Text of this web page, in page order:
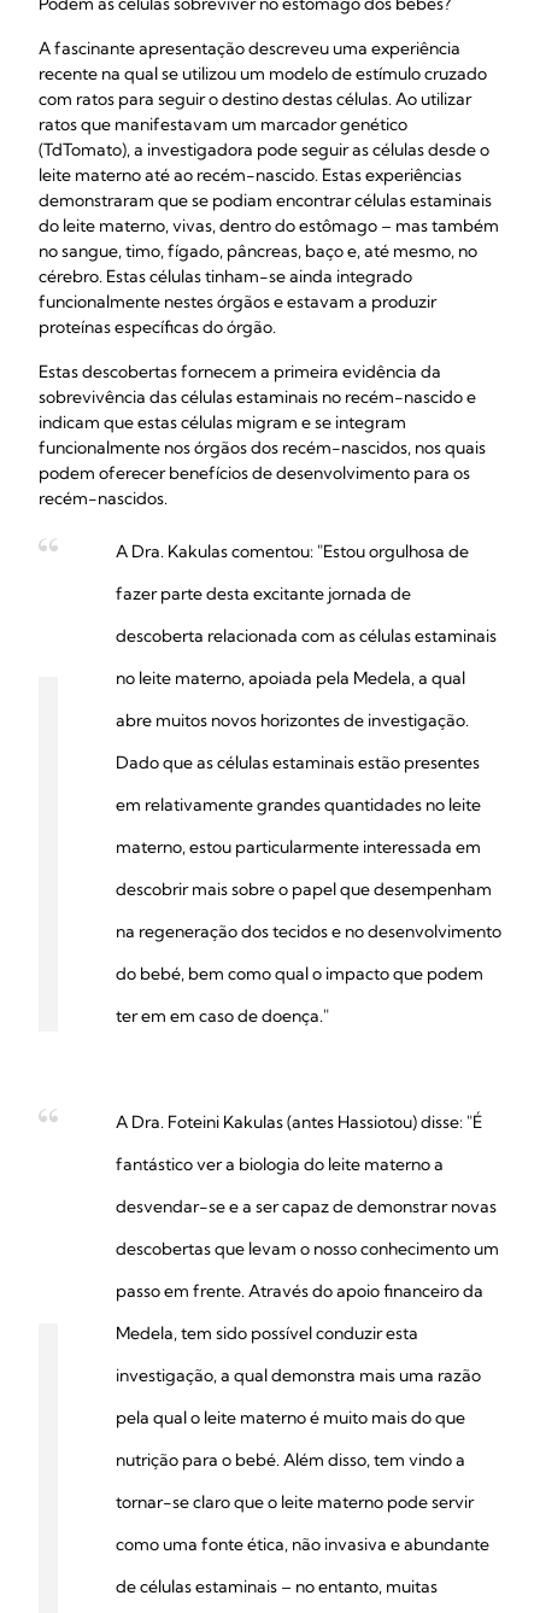
A fascinante apresentação descreveu uma experiência
recente na qual se utilizou um modelo de estímulo cruzado
com ratos para seguir o destino destas células. Ao utilizar
ratos que manifestavam um marcador genético
(TdTomato), a investigadora pode seguir as células desde o
leite materno até ao recém-nascido. Estas experiências
demonstraram que se podiam encontrar células estaminais
do leite materno, vivas, dentro do estômago – mas também
no sangue, timo, fígado, pâncreas, baço e, até mesmo, no
cérebro. Estas células tinham-se ainda integrado
funcionalmente nestes órgãos e estavam a produzir
proteínas específicas do órgão.
Estas descobertas fornecem a primeira evidência da
sobrevivência das células estaminais no recém-nascido e
indicam que estas células migram e se integram
funcionalmente nos órgãos dos recém-nascidos, nos quais
podem oferecer benefícios de desenvolvimento para os
recém-nascidos.
A Dra. Kakulas comentou: "Estou orgulhosa de
fazer parte desta excitante jornada de
descoberta relacionada com as células estaminais
no leite materno, apoiada pela Medela, a qual
abre muitos novos horizontes de investigação.
Dado que as células estaminais estão presentes
em relativamente grandes quantidades no leite
materno, estou particularmente interessada em
descobrir mais sobre o papel que desempenham
na regeneração dos tecidos e no desenvolvimento
do bebé, bem como qual o impacto que podem
ter em em caso de doença."
A Dra. Foteini Kakulas (antes Hassiotou) disse: "É
fantástico ver a biologia do leite materno a
desvendar-se e a ser capaz de demonstrar novas
descobertas que levam o nosso conhecimento um
passo em frente. Através do apoio financeiro da
Medela, tem sido possível conduzir esta
investigação, a qual demonstra mais uma razão
pela qual o leite materno é muito mais do que
nutrição para o bebé. Além disso, tem vindo a
tornar-se claro que o leite materno pode servir
como uma fonte ética, não invasiva e abundante
de células estaminais – no entanto, muitas